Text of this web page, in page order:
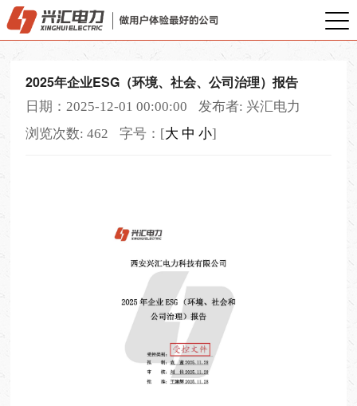
2025年企业ESG（环境、社会、公司治理）报告
日期：2025-12-01 00:00:00
发布者: 兴汇电力
浏览次数: 462
字号：[大 中 小]